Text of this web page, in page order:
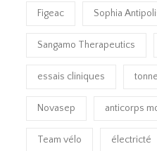
Figeac Sophia
Sangamo Therapeutics
essais cliniques
Novasep anticorps
Team vélo électricté